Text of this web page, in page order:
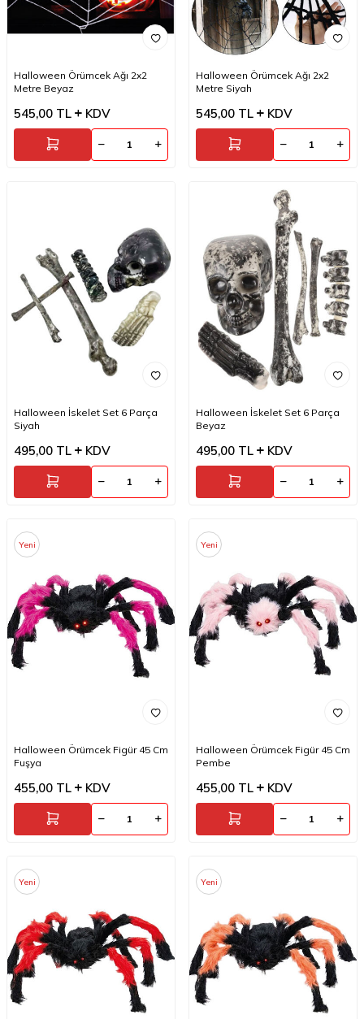
Halloween Örümcek Ağı 2x2
Metre Beyaz
545,00 TL KDV
Halloween Örümcek Ağı 2x2
Metre Siyah
545,00 TL KDV
Halloween İskelet Set 6 Parça
Siyah
495,00 TL KDV
Halloween İskelet Set 6 Parça
Beyaz
495,00 TL KDV
Yeni
Halloween Örümcek Figür 45 Cm
Fuşya
455,00 TL KDV
Yeni
Halloween Örümcek Figür 45 Cm
Pembe
455,00 TL KDV
Yeni Yeni